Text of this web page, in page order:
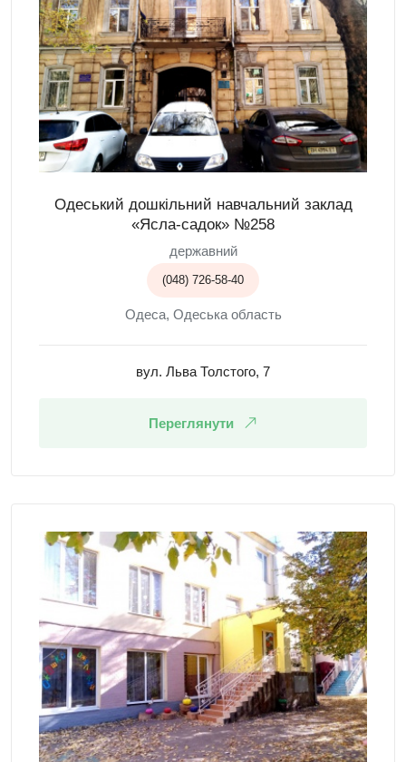
Одеський дошкільний навчальний заклад
«Ясла-садок» №258
державний
(048) 726-58-40
Одеса, Одеська область
вул. Льва Толстого, 7
Переглянути